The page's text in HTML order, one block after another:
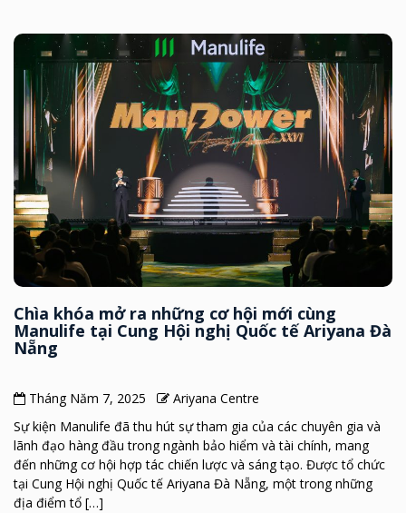
Chìa khóa mở ra những cơ hội mới cùng
Manulife tại Cung Hội nghị Quốc tế Ariyana Đà
Nẵng
Tháng Năm 7, 2025
Ariyana Centre
Sự kiện Manulife đã thu hút sự tham gia của các chuyên gia và
lãnh đạo hàng đầu trong ngành bảo hiểm và tài chính, mang
đến những cơ hội hợp tác chiến lược và sáng tạo. Được tổ chức
tại Cung Hội nghị Quốc tế Ariyana Đà Nẵng, một trong những
địa điểm tổ […]